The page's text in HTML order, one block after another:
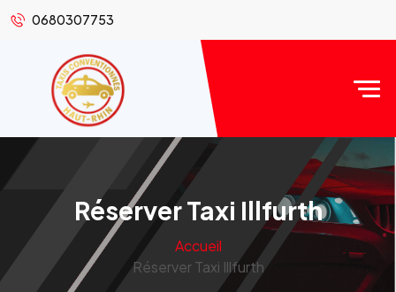
0680307753
Réserver Taxi Illfurth
Accueil
Réserver Taxi Illfurth